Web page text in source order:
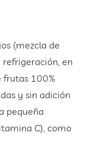
(mezcla de
refrigeración, en
frutas 100%
y sin adición
pequeña
C), como